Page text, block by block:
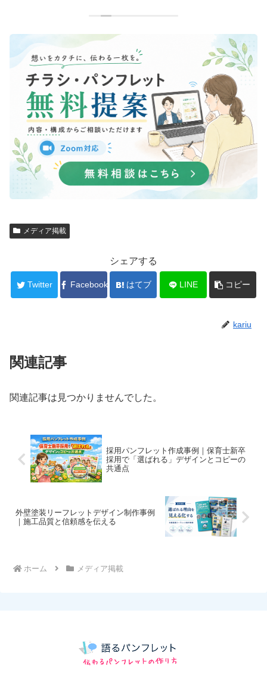
メディア掲載
シェアする
Twitter Facebook はてブ LINE コピー
kariu
関連記事
関連記事は見つかりませんでした。
採用パンフレット作成事例｜保育士新卒
採用で「選ばれる」デザインとコピーの
共通点
外壁塗装リーフレットデザイン制作事例
｜施工品質と信頼感を伝える
ホーム メディア掲載